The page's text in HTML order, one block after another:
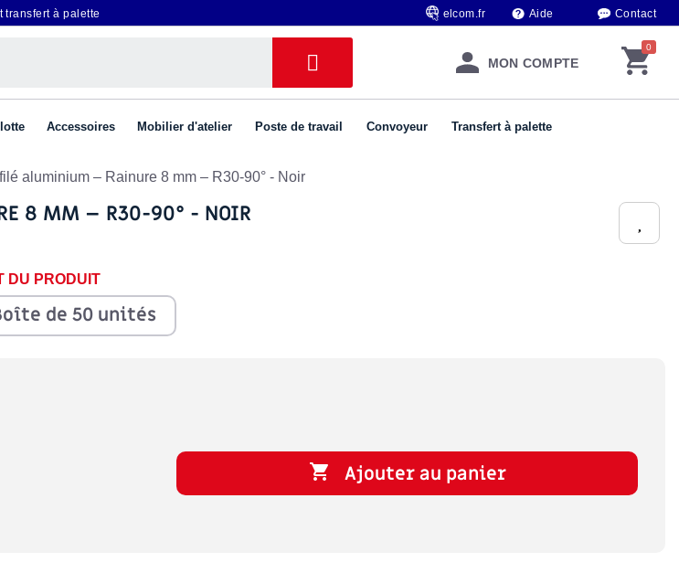
transfert à palette elcom.fr Aide Contact
MON COMPTE
Accessoires Mobilier d'atelier Poste de travail Convoyeur Transfert à palette
aluminium – Rainure 8 mm – R30-90° - Noir
8 MM – R30-90° - NOIR
DU PRODUIT
de 50 unités
 Ajouter au panier